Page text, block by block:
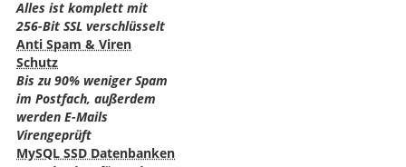
Alles ist komplett mit
256-Bit SSL verschlüsselt
Anti Spam & Viren
Schutz
Bis zu 90% weniger Spam
im Postfach, außerdem
werden E-Mails
Virengeprüft
MySQL SSD Datenbanken